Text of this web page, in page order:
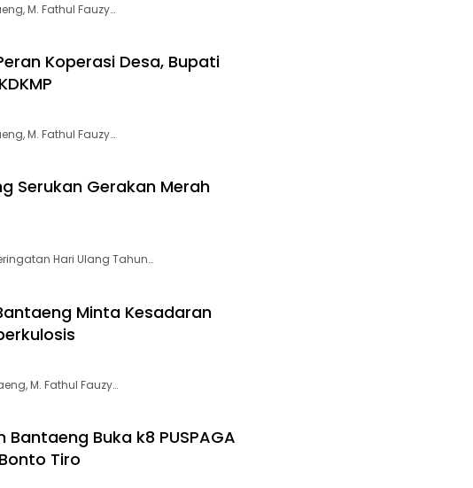
M. Fathul Fauzy…
Koperasi Desa, Bupati
M. Fathul Fauzy…
Serukan Gerakan Merah
Hari Ulang Tahun…
Minta Kesadaran
M. Fathul Fauzy…
Bantaeng Buka k8 PUSPAGA
Tiro